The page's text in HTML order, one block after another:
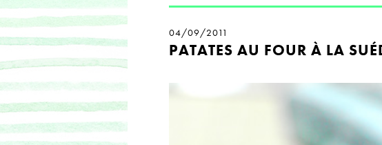
04/09/2011
PATATES AU FOUR À LA